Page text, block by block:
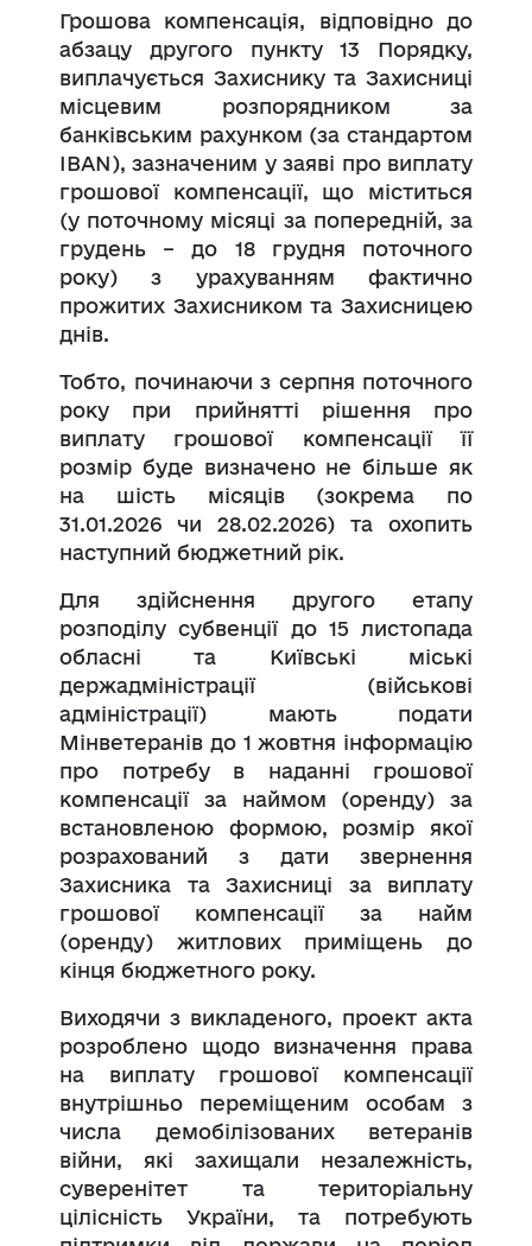
Грошова компенсація, відповідно до
абзацу другого пункту 13 Порядку,
виплачується Захиснику та Захисниці
місцевим розпорядником за
банківським рахунком (за стандартом
IBAN), зазначеним у заяві про виплату
грошової компенсації, що міститься
(у поточному місяці за попередній, за
грудень – до 18 грудня поточного
року) з урахуванням фактично
прожитих Захисником та Захисницею
днів.
Тобто, починаючи з серпня поточного
року при прийнятті рішення про
виплату грошової компенсації її
розмір буде визначено не більше як
на шість місяців (зокрема по
31.01.2026 чи 28.02.2026) та охопить
наступний бюджетний рік.
Для здійснення другого етапу
розподілу субвенції до 15 листопада
обласні та Київські міські
держадміністрації (військові
адміністрації) мають подати
Мінветеранів до 1 жовтня інформацію
про потребу в наданні грошової
компенсації за наймом (оренду) за
встановленою формою, розмір якої
розрахований з дати звернення
Захисника та Захисниці за виплату
грошової компенсації за найм
(оренду) житлових приміщень до
кінця бюджетного року.
Виходячи з викладеного, проект акта
розроблено щодо визначення права
на виплату грошової компенсації
внутрішньо переміщеним особам з
числа демобілізованих ветеранів
війни, які захищали незалежність,
суверенітет та територіальну
цілісність України, та потребують